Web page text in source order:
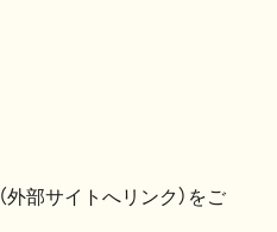
（外部サイトへリンク）をご